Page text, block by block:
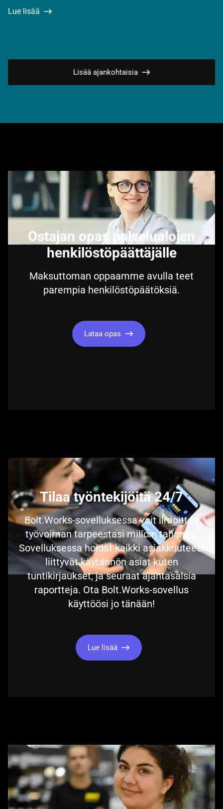
Lue lisää
Lisää ajankohtaisia
Ostajan opas palvelualojen
henkilöstöpäättäjälle
Maksuttoman oppaamme avulla teet
parempia henkilöstöpäätöksiä.
Lataa opas
Tilaa työntekijöitä 24/7
Bolt.Works-sovelluksessa voit ilmoittaa
työvoiman tarpeestasi milloin tahansa.
Sovelluksessa hoidat kaikki asiakkuuteesi
liittyvät käytännön asiat kuten
tuntikirjaukset, ja seuraat ajantasaisia
raportteja. Ota Bolt.Works-sovellus
käyttöösi jo tänään!
Lue lisää